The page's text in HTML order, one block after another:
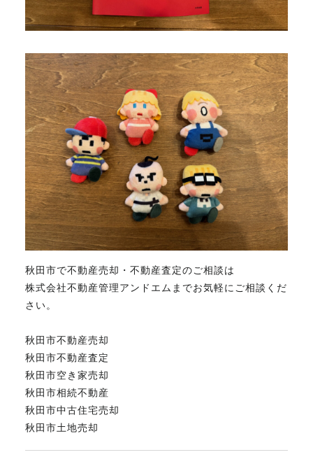
秋田市で不動産売却・不動産査定のご相談は
株式会社不動産管理アンドエムまでお気軽にご相談くだ
さい。
秋田市不動産売却
秋田市不動産査定
秋田市空き家売却
秋田市相続不動産
秋田市中古住宅売却
秋田市土地売却